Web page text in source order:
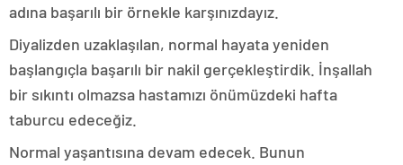
adına başarılı bir örnekle karşınızdayız.
Diyalizden uzaklaşılan, normal hayata yeniden
başlangıçla başarılı bir nakil gerçekleştirdik. İnşallah
bir sıkıntı olmazsa hastamızı önümüzdeki hafta
taburcu edeceğiz.
Normal yaşantısına devam edecek. Bunun